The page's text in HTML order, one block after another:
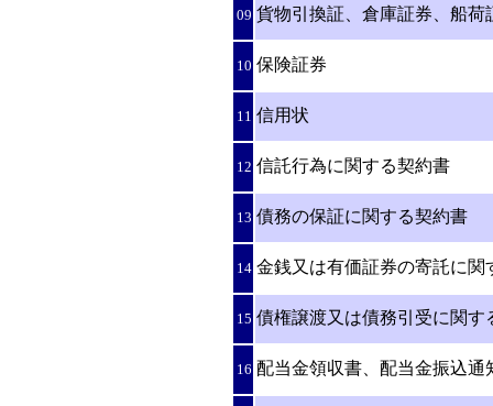
09 貨物引換証、倉庫証券、船荷
10 保険証券
11 信用状
12 信託行為に関する契約書
13 債務の保証に関する契約書
14 金銭又は有価証券の寄託に関
15 債権譲渡又は債務引受に関す
16 配当金領収書、配当金振込通